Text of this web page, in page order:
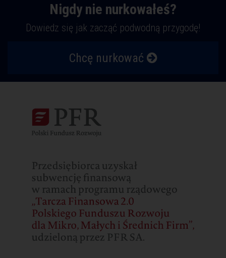
Nigdy nie nurkowałeś?
Dowiedz się jak zacząć podwodną przygodę!
Chcę nurkować